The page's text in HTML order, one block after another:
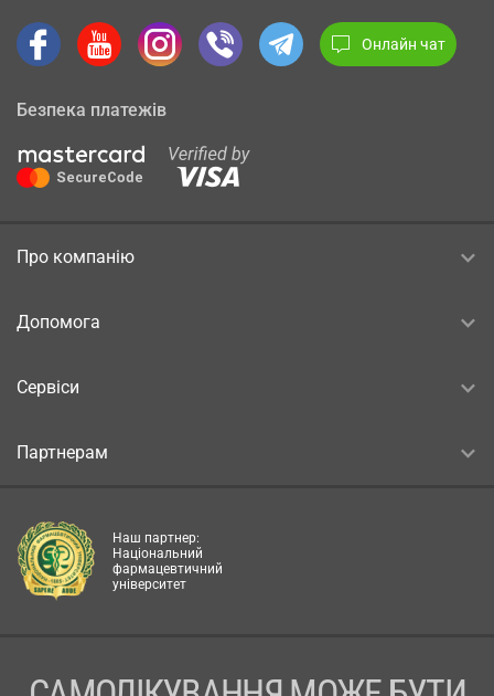
Онлайн чат
Безпека платежів
Про компанію
Допомога
Сервіси
Партнерам
Наш партнер:
Національний
фармацевтичний
університет